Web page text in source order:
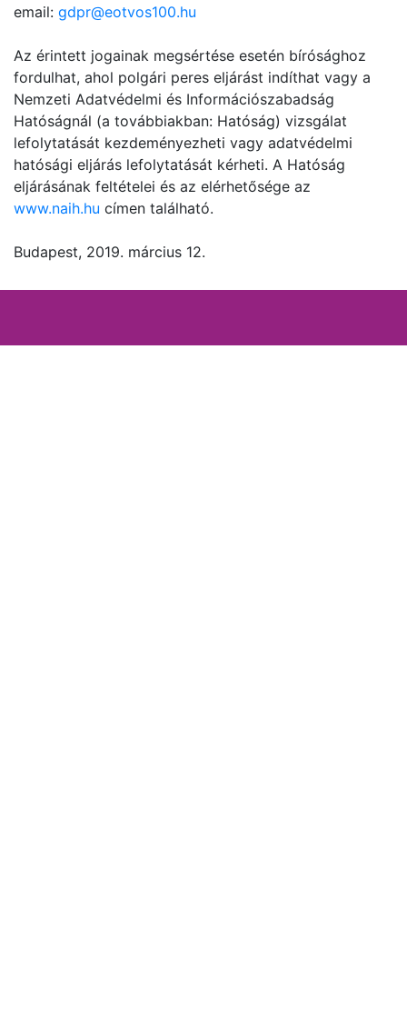
email: gdpr@eotvos100.hu
Az érintett jogainak megsértése esetén bírósághoz
fordulhat, ahol polgári peres eljárást indíthat vagy a
Nemzeti Adatvédelmi és Információszabadság
Hatóságnál (a továbbiakban: Hatóság) vizsgálat
lefolytatását kezdeményezheti vagy adatvédelmi
hatósági eljárás lefolytatását kérheti. A Hatóság
eljárásának feltételei és az elérhetősége az
www.naih.hu címen található.
Budapest, 2019. március 12.